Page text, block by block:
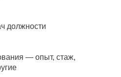
должности
— опыт, стаж,